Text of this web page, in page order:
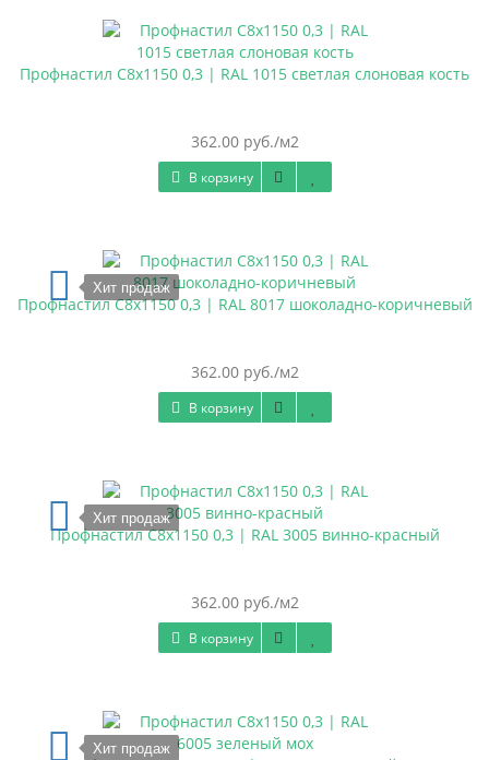
Профнастил С8х1150 0,3 | RAL 1015 светлая слоновая кость
362.00 руб./м2
В корзину
Хит продаж
Профнастил С8х1150 0,3 | RAL 8017 шоколадно-коричневый
362.00 руб./м2
В корзину
Хит продаж
Профнастил С8х1150 0,3 | RAL 3005 винно-красный
362.00 руб./м2
В корзину
Хит продаж